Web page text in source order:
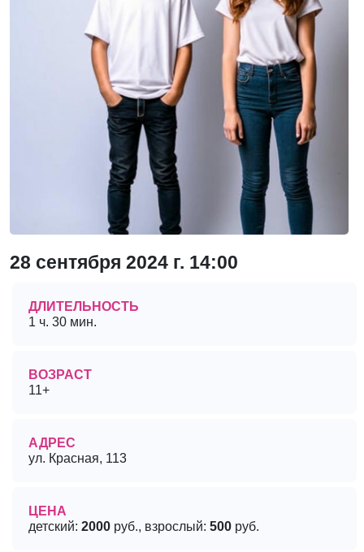
28 сентября 2024 г. 14:00
ДЛИТЕЛЬНОСТЬ
1 ч. 30 мин.
ВОЗРАСТ
11+
АДРЕС
ул. Красная, 113
ЦЕНА
детский: 2000 руб., взрослый: 500 руб.